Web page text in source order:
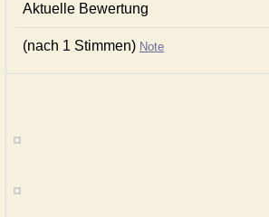
Aktuelle Bewertung
(nach 1 Stimmen) Note